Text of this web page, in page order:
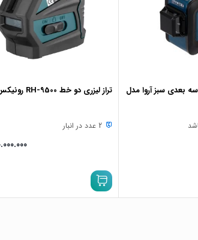
360 درجه سه بعدی سبز آروا مدل
تراز لیزری دو خط RH-9500 رونیکس
2 عدد در انبار